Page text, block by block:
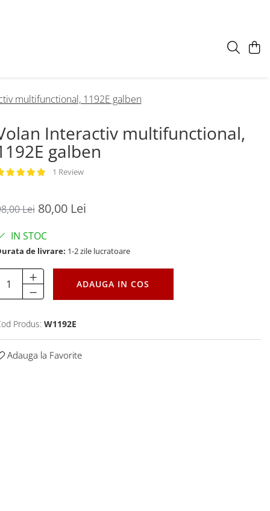
multifunctional, 1192E galben
Interactiv multifunctional,
galben
1 Review
Lei 80,00 Lei
IN STOC
de livrare: 1-2 zile lucratoare
ADAUGA IN COS
Produs: W1192E
Adauga la Favorite